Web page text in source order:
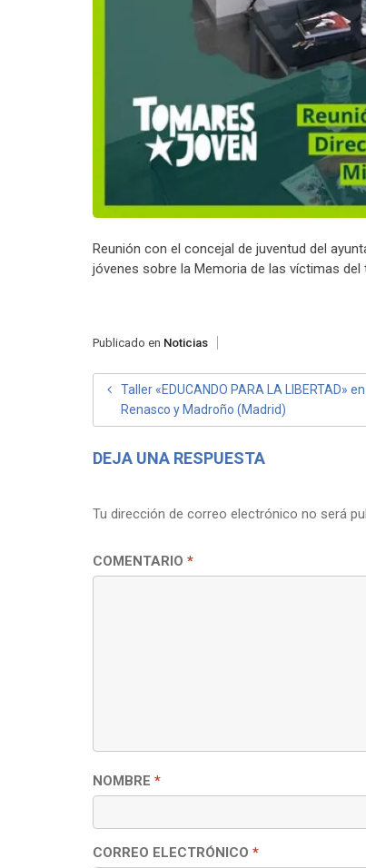
Reunión con el concejal de juventud del
jóvenes sobre la Memoria de las víctimas del
Publicado en Noticias
NAVEGACIÓN
DE
ENTRADAS
Taller «EDUCANDO PARA LA LIBERTAD»
Renasco y Madroño (Madrid)
DEJA UNA RESPUESTA
Tu dirección de correo electrónico no será
COMENTARIO *
NOMBRE *
CORREO ELECTRÓNICO *